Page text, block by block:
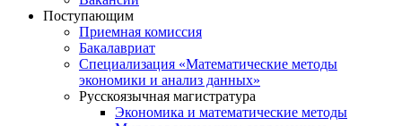
Поступающим
Приемная комиссия
Бакалавриат
Специализация «Математические методы
экономики и анализ данных»
Русскоязычная магистратура
Экономика и математические методы